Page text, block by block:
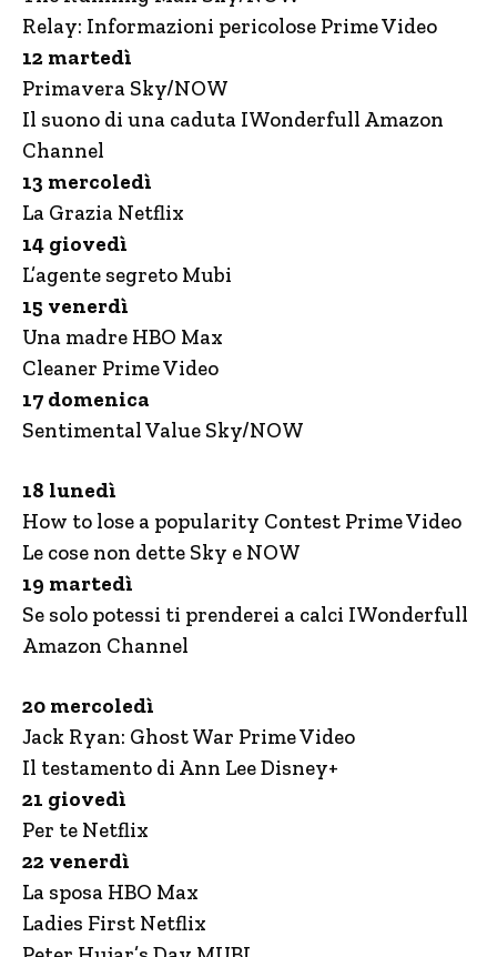
Relay: Informazioni pericolose Prime Video
12 martedì
Primavera Sky/NOW
Il suono di una caduta IWonderfull Amazon
Channel
13 mercoledì
La Grazia Netflix
14 giovedì
L’agente segreto Mubi
15 venerdì
Una madre HBO Max
Cleaner Prime Video
17 domenica
Sentimental Value Sky/NOW
18 lunedì
How to lose a popularity Contest Prime Video
Le cose non dette Sky e NOW
19 martedì
Se solo potessi ti prenderei a calci IWonderfull
Amazon Channel
20 mercoledì
Jack Ryan: Ghost War Prime Video
Il testamento di Ann Lee Disney+
21 giovedì
Per te Netflix
22 venerdì
La sposa HBO Max
Ladies First Netflix